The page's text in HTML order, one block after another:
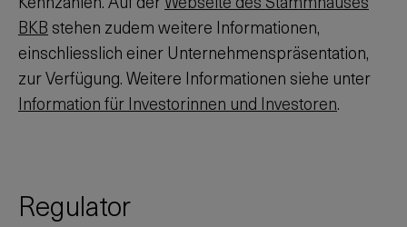
BKB stehen zudem weitere Informationen,
einschliesslich einer Unternehmenspräsentation,
zur Verfügung. Weitere Informationen siehe unter
Information für Investorinnen und Investoren.
Regulator